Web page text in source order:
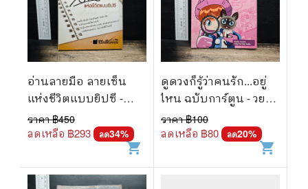
อ่านลายมือ ลายเซ็น
แห่งชีวิตแบบยิปซี -
ขุนทอง อุสนี ณ อยุธยา
ราคา ฿450
ลดเหลือ ฿293 ลด34%
shopping_cart
ดูดวงก็รู้ว่าคนรัก...อยู่
ไหน ฉบับการ์ตูน - วยา
กรณ์
ราคา ฿100
ลดเหลือ ฿80 ลด20%
shopping_cart